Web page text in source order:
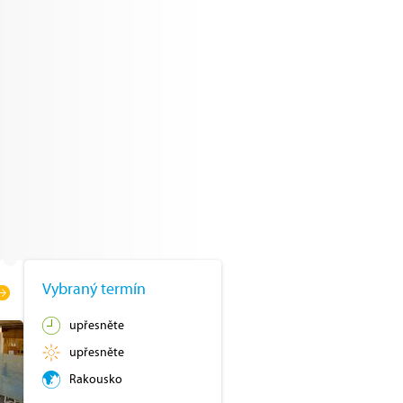
Vybraný termín
upřesněte
upřesněte
Rakousko